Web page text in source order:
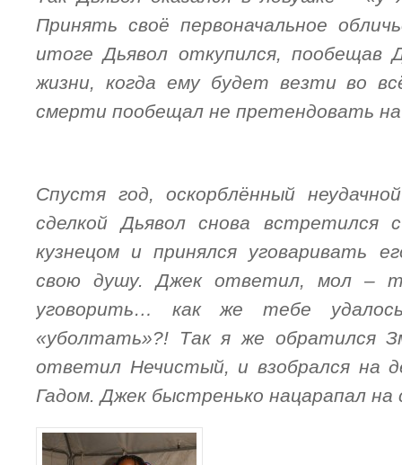
Принять своё первоначальное
итоге Дьявол откупился, пообещав
жизни, когда ему будет везти во
смерти пообещал не претендовать
Спустя год, оскорблённый неудачной
сделкой Дьявол снова встретился с
кузнецом и принялся уговаривать
свою душу. Джек ответил, мол –
уговорить… как же тебе
«уболтать»?! Так я же обратился
ответил Нечистый, и взобрался на
Гадом. Джек быстренько нацарапал на